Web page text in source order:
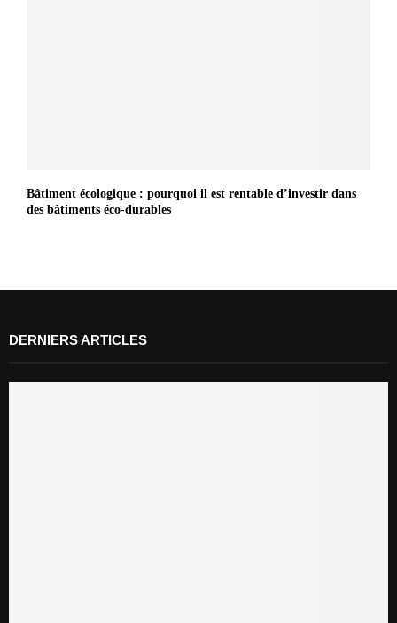
Bâtiment écologique : pourquoi il est rentable d’investir dans
des bâtiments éco-durables
DERNIERS ARTICLES